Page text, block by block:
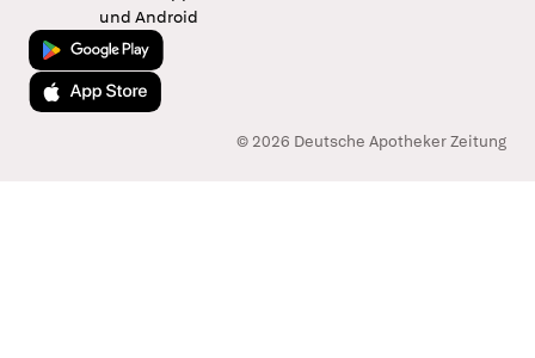
und Android
Jetzt bei Google Play
Laden im App Store
© 2026 Deutsche Apotheker Zeitung